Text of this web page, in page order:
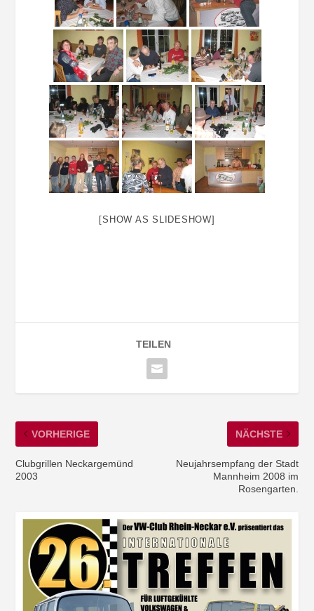
[SHOW AS SLIDESHOW]
TEILEN
VORHERIGE
Clubgrillen Neckargemünd
2003
NÄCHSTE
Neujahrsempfang der Stadt
Mannheim 2008 im
Rosengarten.